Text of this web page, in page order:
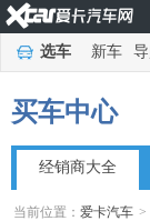
选车 新车
买车中心
经销商大全
当前位置：爱卡汽车 >